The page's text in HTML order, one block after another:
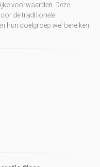
voorwaarden. Deze
de traditionele
hun doelgroep wel bereiken